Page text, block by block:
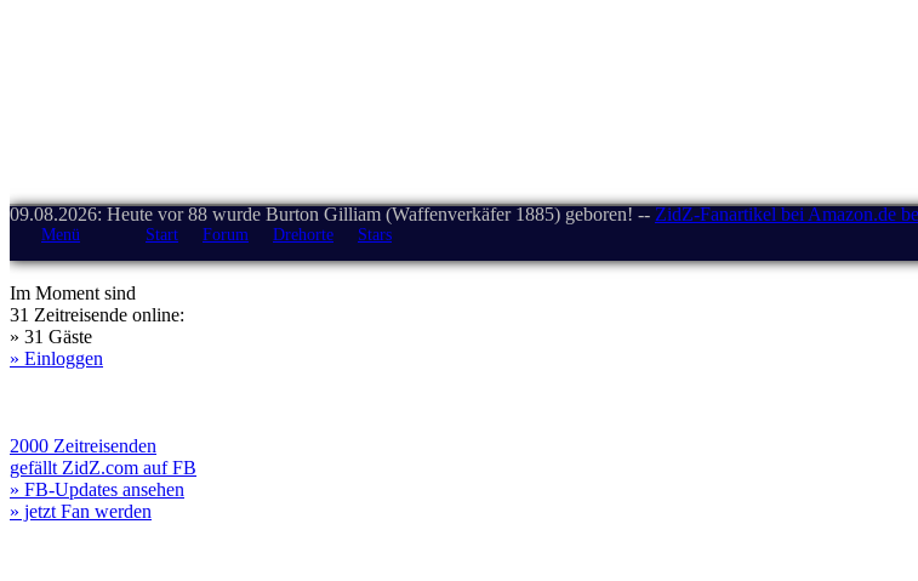
09.08.2026: Heute vor 88 wurde Burton Gilliam (Waffenverkäfer 1885) geboren! -- ZidZ-Fanartikel bei Amazon.de
Menü Start Forum Drehorte Stars
Im Moment sind
31 Zeitreisende online:
» 31 Gäste
» Einloggen
2000 Zeitreisenden
gefällt ZidZ.com auf FB
» FB-Updates ansehen
» jetzt Fan werden